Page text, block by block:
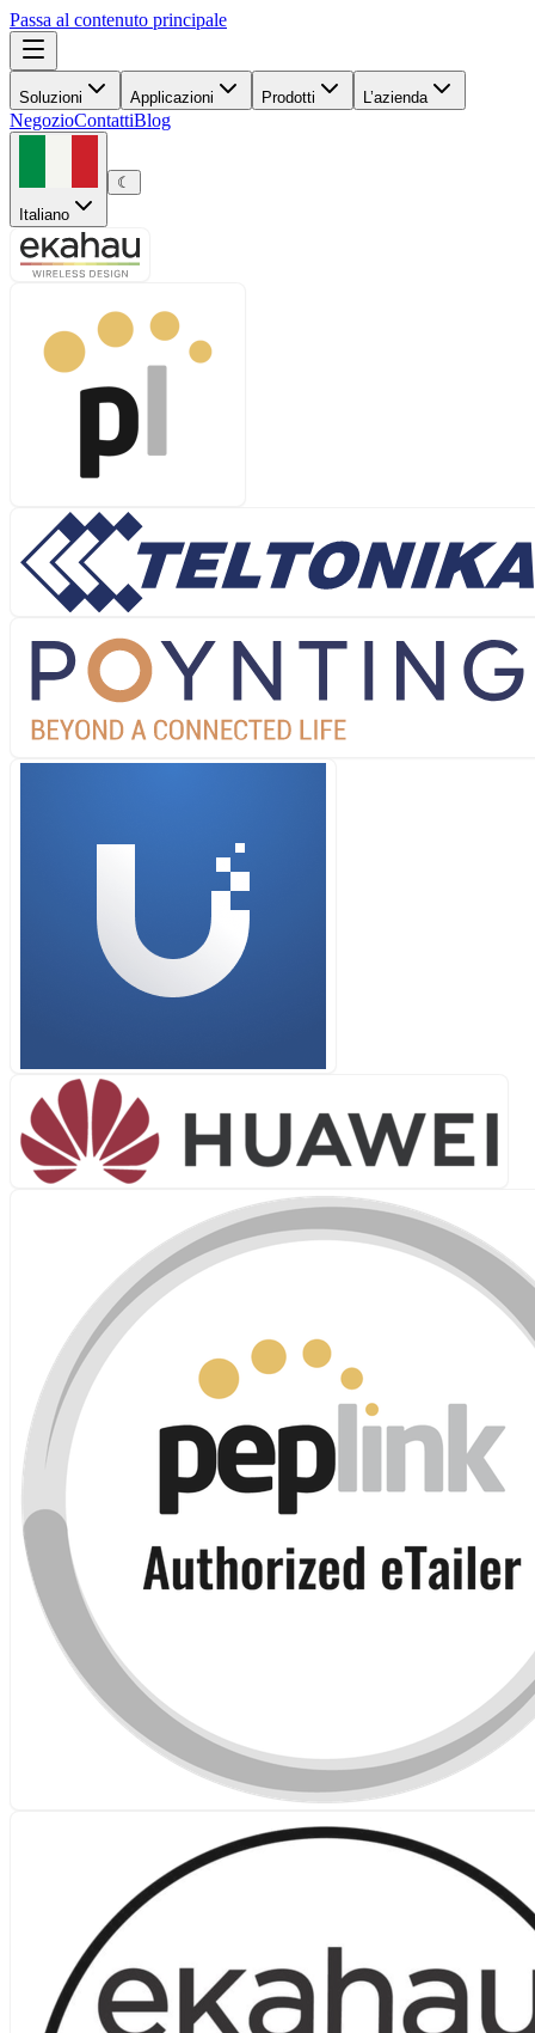
Passa al contenuto principale
Soluzioni Applicazioni Prodotti L’azienda
NegozioContattiBlog
Italiano
☾